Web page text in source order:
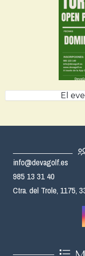
El
info@devagolf.es
985 13 31 40
Ctra. del Trole, 1175,